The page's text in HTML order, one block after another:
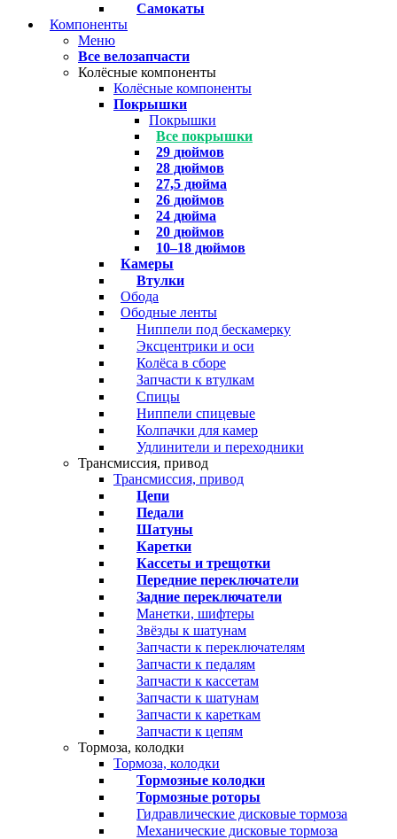
Самокаты
Компоненты
Меню
Все велозапчасти
Колёсные компоненты
Колёсные компоненты
Покрышки
Покрышки
Все покрышки
29 дюймов
28 дюймов
27,5 дюйма
26 дюймов
24 дюйма
20 дюймов
10–18 дюймов
Камеры
Втулки
Обода
Ободные ленты
Ниппели под бескамерку
Эксцентрики и оси
Колёса в сборе
Запчасти к втулкам
Спицы
Ниппели спицевые
Колпачки для камер
Удлинители и переходники
Трансмиссия, привод
Трансмиссия, привод
Цепи
Педали
Шатуны
Каретки
Кассеты и трещотки
Передние переключатели
Задние переключатели
Манетки, шифтеры
Звёзды к шатунам
Запчасти к переключателям
Запчасти к педалям
Запчасти к кассетам
Запчасти к шатунам
Запчасти к кареткам
Запчасти к цепям
Тормоза, колодки
Тормоза, колодки
Тормозные колодки
Тормозные роторы
Гидравлические дисковые тормоза
Механические дисковые тормоза